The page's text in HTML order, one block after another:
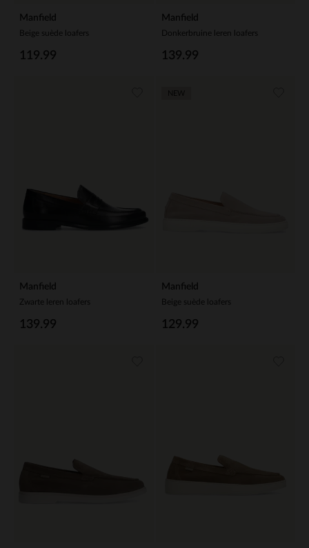
Manfield
Beige suède loafers
119.99
Manfield
Donkerbruine leren loafers
139.99
Manfield
Zwarte leren loafers
139.99
Manfield
Beige suède loafers
129.99